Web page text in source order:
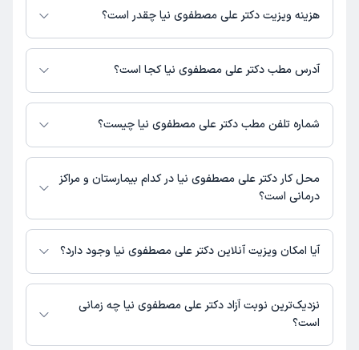
فعالیت می‌کنند.
هزینه ویزیت دکتر علی مصطفوی نیا چقدر است؟
برای اطلاع از هزینه ویزیت دکتر علی مصطفوی نیا، لازم است با مطب تماس
بگیرید.آدرس مطب دکتر علی مصطفوی نیا کجا است؟
اطلاعات مربوط به آدرس مطب دکتر علی مصطفوی نیا در حال حاضر در دسترس
نیست. برای دریافت اطلاعات دقیق‌تر، لطفاً با مطب تماس بگیرید.
شماره تلفن مطب دکتر علی مصطفوی نیا چیست؟
شماره تماس مطب دکتر علی مصطفوی نیا در حال حاضر در این صفحه ثبت
نشده است.
محل کار دکتر علی مصطفوی نیا در کدام بیمارستان و مراکز
درمانی است؟
دکتر علی مصطفوی نیا در مراکز زیر فعالیت دارد:
کلینیک پوست، مو و زیبایی دکتر متقی
آیا امکان ویزیت آنلاین دکتر علی مصطفوی نیا وجود دارد؟
در حال حاضر اطلاعاتی درباره ارائه ویزیت آنلاین توسط دکتر علی مصطفوی نیا در
دسترس نیست. برای دریافت اطلاعات دقیق‌تر، لطفاً با مطب تماس بگیرید.
نزدیک‌ترین نوبت آزاد دکتر علی مصطفوی نیا چه زمانی
است؟